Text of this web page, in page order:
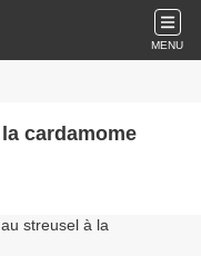
MENU
cardamome